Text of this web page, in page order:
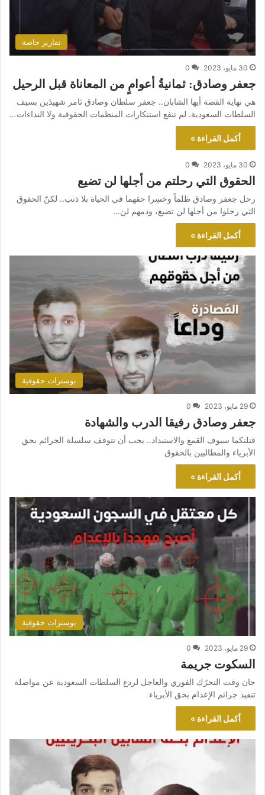
تقارير خاصة
30 مايو، 2023 0
جعفر وصادق: ثمانيةُ أعوامٍ من المعاناة قبل الرحيل
هي نهاية القصة أيها الشابان.. جعفر سلطان وصادق ثامر شهيدَين بسيف
السلطات السعودية. لم تنفع استنكارات المنظمات الحقوقية ولا النداءات…
أكمل القراءة »
30 مايو، 2023 0
الحقوق التي رحلتم من أجلها لن تضيع
رحل جعفر وصادق ظلماً وخسِرا حقهما في الحياة بلا ذنب.. لكنّ الحقوق
التي رحلوا من أجلها لن تضيع، ودمهم لن…
أكمل القراءة »
بوسترات حقوقية
29 مايو، 2023 0
جعفر وصادق رفيقا الدرب والشهادة
قتلتكما سيوف القمع والاستبداد.. يجب أن تتوقف سلسلة الجرائم بحق
الأبرياء والمطالبين بالحقوق
أكمل القراءة »
بوسترات حقوقية
29 مايو، 2023 0
السكوت جريمة
حان وقت التحرّك الفوري والعاجل لردع السلطات السعودية عن مواصلة
تنفيذ جرائم الإعدام بحق الأبرياء
أكمل القراءة »